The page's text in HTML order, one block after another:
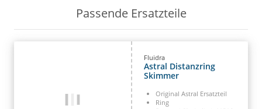
Passende Ersatzteile
Fluidra
Astral Distanzring
Skimmer
Original Astral Ersatzteil
Ring